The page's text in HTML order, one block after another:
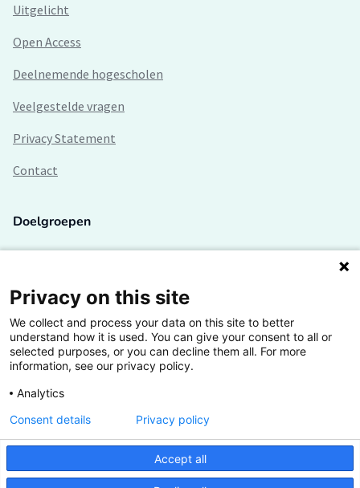
Uitgelicht
Open Access
Deelnemende hogescholen
Veelgestelde vragen
Privacy Statement
Contact
Doelgroepen
Lectoren en onderzoekers
Bedrijven
Hogescholen
De grootste kennisbank van het HBO
Inspiratie op jouw vakgebied
Privacy on this site
We collect and process your data on this site to better
understand how it is used. You can give your consent to all or
selected purposes, or you can decline them all. For more
information, see our privacy policy.
Analytics
Accept all
Consent details Privacy policy